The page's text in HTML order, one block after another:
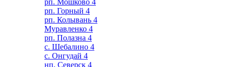
рп. Мошково 4
рп. Горный 4
рп. Колывань 4
Муравленко 4
рп. Полазна 4
с. Шебалино 4
с. Онгудай 4
нп. Северск 4